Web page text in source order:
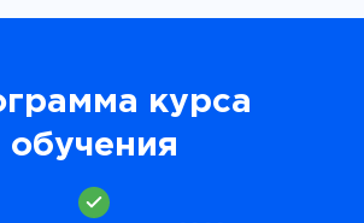
курса
обучения